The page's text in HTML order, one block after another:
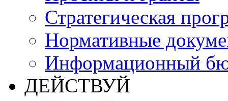
Стратегическая
Нормативные
Информационный
ДЕЙСТВУЙ